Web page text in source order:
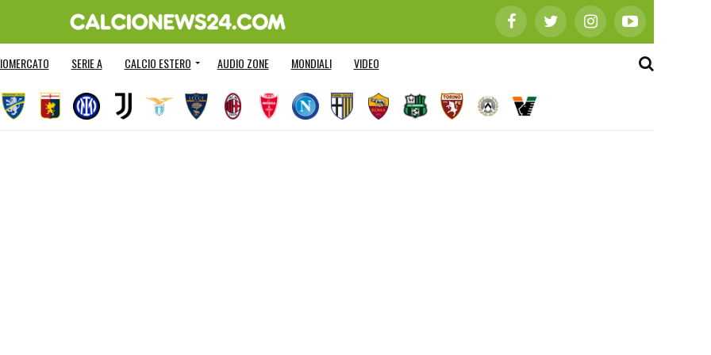
SERIE A CALCIO ESTERO AUDIO ZONE MONDIALI VIDEO